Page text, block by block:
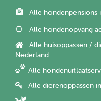
Alle hondenpensions
Alle hondenopvang
Alle huisoppassen /
Nederland
Alle
Alle dierenoppassen